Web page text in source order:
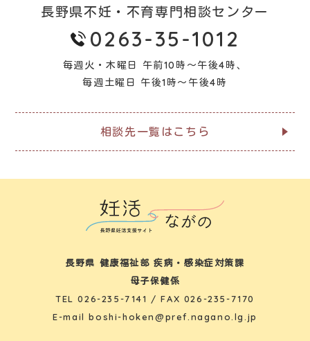
長野県不妊・不育専門相談センター
0263-35-1012
毎週火・木曜日 午前10時～午後4時、
毎週土曜日 午後1時～午後4時
相談先一覧はこちら
長野県 健康福祉部 疾病・感染症対策課
母子保健係
TEL026-235-7141 / FAX 026-235-7170
E-mailboshi-hoken@pref.nagano.lg.jp